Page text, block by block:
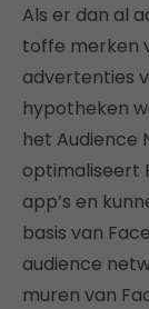
Als er dan al
toffe merken
advertenties
hypotheken
het Audience
optimaliseert
app’s en
basis van
audience
muren van